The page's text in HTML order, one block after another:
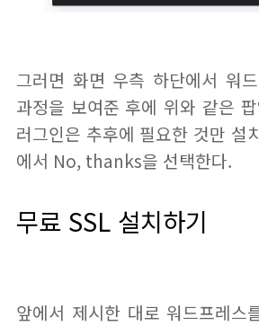
그러면 화면 우측 하단에서 워
과정을 보여준 후에 위와 같은
러그인은 추후에 필요한 것만 설
에서 No, thanks을 선택한다.
무료 SSL 설치하기
앞에서 제시한 대로 워드프레스